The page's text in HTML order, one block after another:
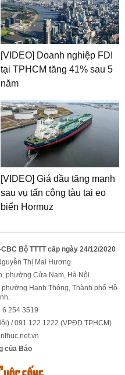
[VIDEO] Doanh nghiệp FDI
tại TPHCM tăng 41% sau 5
năm
[VIDEO] Giá dầu tăng mạnh
sau vụ tấn công tàu tại eo
biển Hormuz
Bộ TTTT cấp ngày 24/12/2020
Thị Mai Hương
phường Cửa Nam, Hà Nội.
phường Hạnh Thông, Thành phố Hồ
6 254 3519
/ 091 122 1222 (VPĐD TPHCM)
của Báo